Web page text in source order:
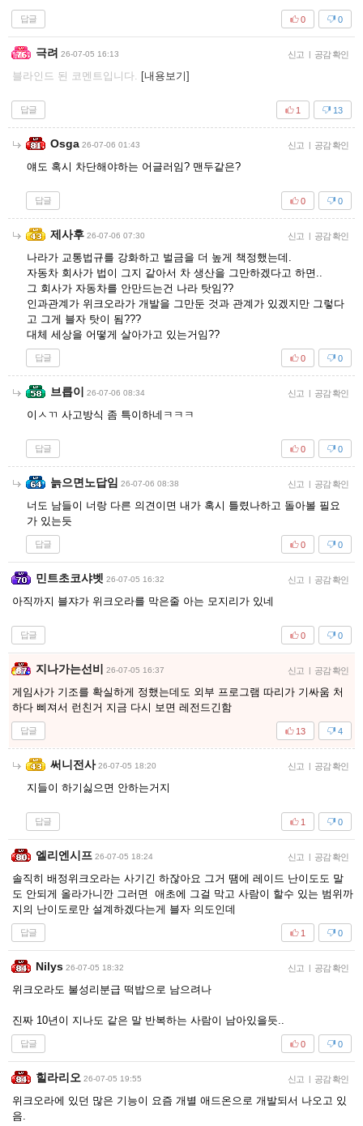
답글 0
0
극려 26-07-05 16:13 신고 | 공감 확인
블라인드 된 코멘트입니다. [내용보기]
답글 13
1
Osga 26-07-06 01:43 신고 | 공감 확인
얘도 혹시 차단해야하는 어글러임? 맨두같은?
답글 0
0
제사후 26-07-06 07:30 신고 | 공감 확인
나라가 교통법규를 강화하고 벌금을 더 높게 책정했는데.
자동차 회사가 법이 그지 같아서 차 생산을 그만하겠다고 하면..
그 회사가 자동차를 안만드는건 나라 탓임??
인과관계가 위크오라가 개발을 그만둔 것과 관계가 있겠지만 그렇다
고 그게 블자 탓이 됨???
대체 세상을 어떻게 살아가고 있는거임??
답글 0
0
브릅이 26-07-06 08:34 신고 | 공감 확인
이ㅅㄲ 사고방식 좀 특이하네ㅋㅋㅋ
답글 0
0
늙으면노답임 26-07-06 08:38 신고 | 공감 확인
너도 남들이 너랑 다른 의견이면 내가 혹시 틀렸나하고 돌아볼 필요
가 있는듯
답글 0
0
민트초코샤벳 26-07-05 16:32 신고 | 공감 확인
아직까지 블쟈가 위크오라를 막은줄 아는 모지리가 있네
답글 0
0
지나가는선비 26-07-05 16:37 신고 | 공감 확인
게임사가 기조를 확실하게 정했는데도 외부 프로그램 따리가 기싸움 처
하다 삐져서 런친거 지금 다시 보면 레전드긴함
답글 4
13
써니전사 26-07-05 18:20 신고 | 공감 확인
지들이 하기싫으면 안하는거지
답글 0
1
엘리엔시프 26-07-05 18:24 신고 | 공감 확인
솔직히 배정위크오라는 사기긴 하잖아요 그거 땜에 레이드 난이도도 말
도 안되게 올라가니깐 그러면 애초에 그걸 막고 사람이 할수 있는 범위까
지의 난이도로만 설계하겠다는게 블자 의도인데
답글 0
1
Nilys 26-07-05 18:32 신고 | 공감 확인
위크오라도 불성리분급 떡밥으로 남으려나
진짜 10년이 지나도 같은 말 반복하는 사람이 남아있을듯..
답글 0
0
힐라리오 26-07-05 19:55 신고 | 공감 확인
위크오라에 있던 많은 기능이 요즘 개별 애드온으로 개발되서 나오고 있
음.